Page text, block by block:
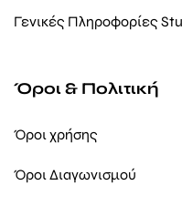
Γενικές Πληροφορίες
Όροι & Πολιτική
Όροι χρήσης
Όροι Διαγωνισμού